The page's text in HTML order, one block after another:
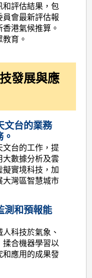
和評估結果，包
員會最新評估報
港氣候推算。
育。
發展與應
文台的業務
文台的工作，提
大數據分析及雲
實境科技，加
大灣區智慧城市
測和預報能
科技於氣象、
揉合機器學習以
和應用的成果發